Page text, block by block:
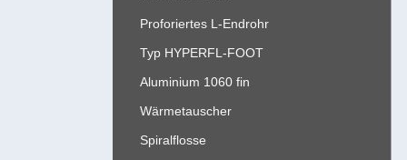
Proforiertes L-Endrohr
Typ HYPERFL-FOOT
Aluminium 1060 fin
Wärmetauscher
Spiralflosse